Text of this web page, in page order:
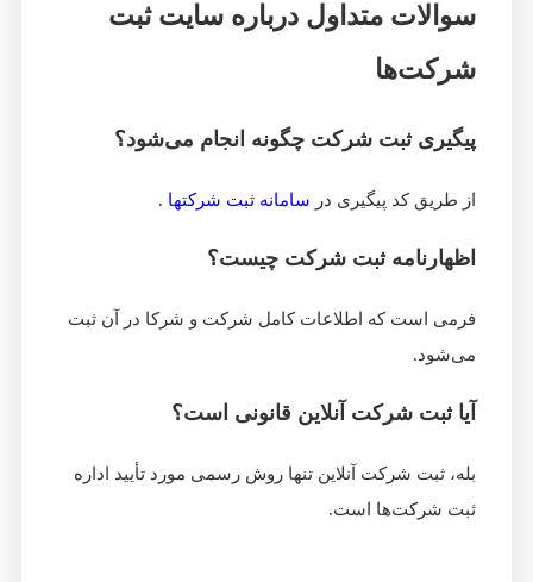
سوالات متداول درباره سایت ثبت
شرکت‌ها
پیگیری ثبت شرکت چگونه انجام می‌شود؟
از طریق کد پیگیری در سامانه ثبت شرکتها .
اظهارنامه ثبت شرکت چیست؟
فرمی است که اطلاعات کامل شرکت و شرکا در آن ثبت
می‌شود.
آیا ثبت شرکت آنلاین قانونی است؟
بله، ثبت شرکت آنلاین تنها روش رسمی مورد تأیید اداره
ثبت شرکت‌ها است.